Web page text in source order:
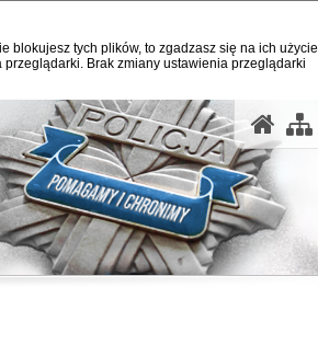
blokujesz tych plików, to zgadzasz się na ich użycie
Brak zmiany ustawienia przeglądarki